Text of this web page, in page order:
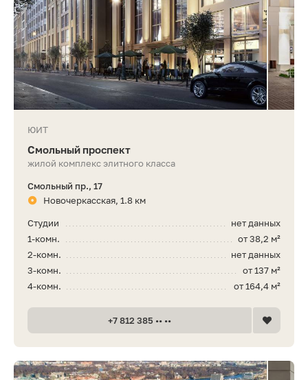
ЮИТ
Смольный проспект
жилой комплекс элитного класса
Смольный пр., 17
Новочеркасская, 1.8 км
нет данных
Студии
от 38,2 м²
1-комн.
нет данных
2-комн.
от 137 м²
3-комн.
от 164,4 м²
4-комн.
+7 812 385 •• ••